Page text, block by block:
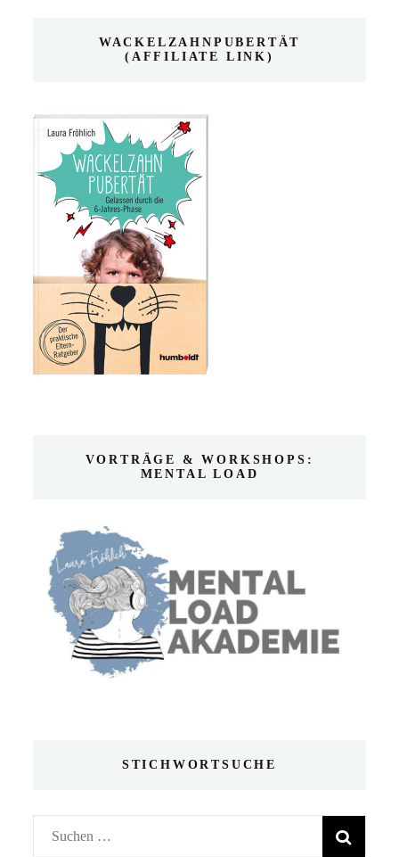
WACKELZAHNPUBERTÄT
(AFFILIATE LINK)
VORTRÄGE & WORKSHOPS:
MENTAL LOAD
STICHWORTSUCHE
Suchen